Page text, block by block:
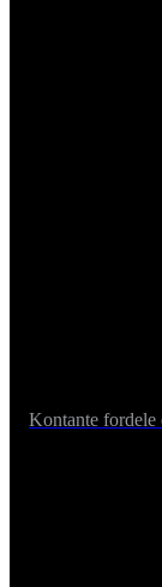
Kontante fordele